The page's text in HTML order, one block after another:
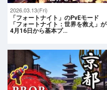
2026.03.13(Fri)
「フォートナイト」のPvEモード
「フォートナイト：世界を救え」が
4月16日から基本プ…